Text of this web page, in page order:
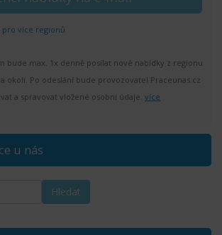
pro více regionů
bude max. 1x denně posílat nové nabídky z regionu
okolí. Po odeslání bude provozovatel Praceunas.cz
a spravovat vložené osobní údaje. více
u nás